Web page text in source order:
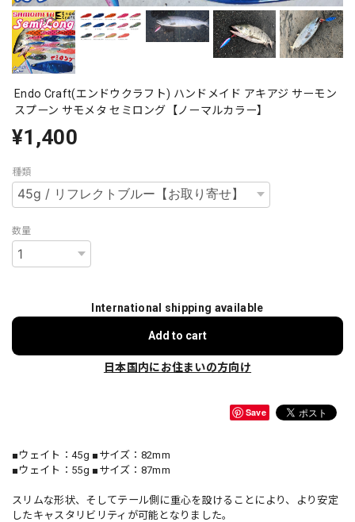
Endo Craft(エンドウクラフト) ハンドメイド アキアジ サーモン
スプーン サモメタ セミロング【ノーマルカラー】
¥1,400
種類
数量
International shipping available
Add to cart
日本国内にお住まいの方向け
Save
■ウェイト：45g ■サイズ：82mm
■ウェイト：55g ■サイズ：87mm
スリムな形状、そしてテール側に重心を設けることにより、より安定
したキャスタリビリティが可能となりました。